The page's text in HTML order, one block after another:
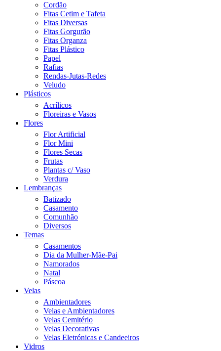
Cordão
Fitas Cetim e Tafeta
Fitas Diversas
Fitas Gorgurão
Fitas Organza
Fitas Plástico
Papel
Rafias
Rendas-Jutas-Redes
Veludo
Plásticos
Acrílicos
Floreiras e Vasos
Flores
Flor Artificial
Flor Mini
Flores Secas
Frutas
Plantas c/ Vaso
Verdura
Lembranças
Batizado
Casamento
Comunhão
Diversos
Temas
Casamentos
Dia da Mulher-Mãe-Pai
Namorados
Natal
Páscoa
Velas
Ambientadores
Velas e Ambientadores
Velas Cemitério
Velas Decorativas
Velas Eletrónicas e Candeeiros
Vidros